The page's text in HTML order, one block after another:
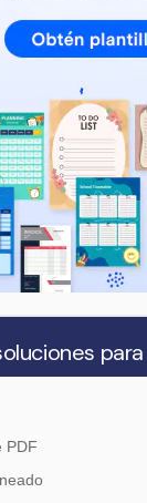
PDF